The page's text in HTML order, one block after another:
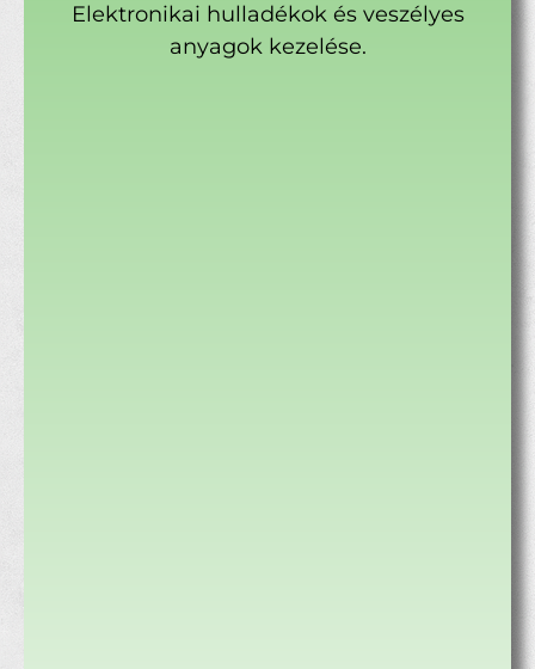
Elektronikai hulladékok és veszélyes
anyagok kezelése.